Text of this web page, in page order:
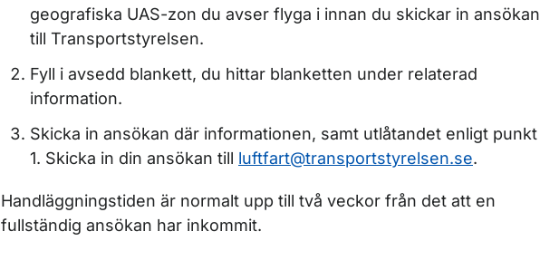
geografiska UAS-zon du avser flyga i innan du skickar in ansökan
till Transportstyrelsen.
Fyll i avsedd blankett, du hittar blanketten under relaterad
information.
Skicka in ansökan där informationen, samt utlåtandet enligt punkt
1. Skicka in din ansökan till luftfart@transportstyrelsen.se.
Handläggningstiden är normalt upp till två veckor från det att en
fullständig ansökan har inkommit.